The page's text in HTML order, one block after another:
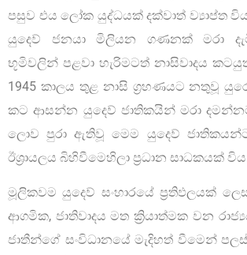
පසුව එය ලෝක යුද්ධයක් දක්වාත් ව්‍යාප්ත
යුදෙව් ජනයා මිලියන ගණනක් මරා
භූමිවලින් පළවා හැරිමටත් නාසිවාදය
1945 කාලය තුළ නාසි ග්‍රහණයට නතුවූ
කට ආසන්න යුදෙව් ජාතිකයින් මරා
ලොව පුරා ඇතිවූ මෙම යුදෙව්
ඊශ්‍රායලය බිහිවීමෙහිලා ප්‍රධාන සාධකයක්
මූලිකවම යුදෙව් සංහාරයේ ප්‍රතිඵලයක්
ආගමික, ජාතිවාදය මත ක්‍රියාත්මක වන
ජාතීන්ගේ සංවිධානයේ මැදිහත් වීමෙන්